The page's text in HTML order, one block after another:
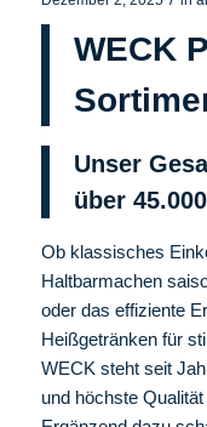
WECK
Unser
über
Ob klassisches
Haltbarmachen
oder das effiziente
Heißgetränken für
WECK steht seit
und höchste